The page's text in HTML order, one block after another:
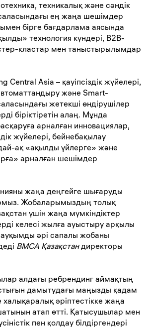
техникалық және сәндік
ең жаңа шешімдер
бірге бағдарлама аясында
технология күндері, B2B-
кластар мен таныстырылымдар
Central Asia – қауіпсіздік жүйелері,
және Smart-
жетекші өндірушілер
біріктіретін алаң. Мұнда
арналған инновациялар,
жүйелері, бейнебақылау
ақ «ақылды үйлерге» және
арналған шешімдер
жаңа деңгейге шығаруды
Жобаларымыздың толық
үшін жаңа мүмкіндіктер
келесі жылға ауыстыру арқылы
ауқымды әрі сапалы жобаны
BMCA Қазақстандиректоры
алдағы ребрендинг аймақтың
дамытудағы маңызды қадам
әріптестікке жаңа
атап өтті. Қатысушылар мен
пен қолдау білдіргендері